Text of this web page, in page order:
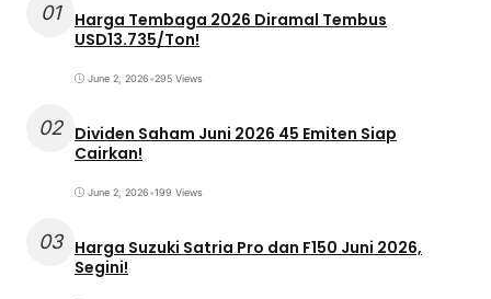
01
Harga Tembaga 2026 Diramal Tembus
USD13.735/Ton!
June 2, 2026•295 Views
02 Dividen Saham Juni 2026 45 Emiten Siap
Cairkan!
June 2, 2026•199 Views
03 Harga Suzuki Satria Pro dan F150 Juni 2026,
Segini!